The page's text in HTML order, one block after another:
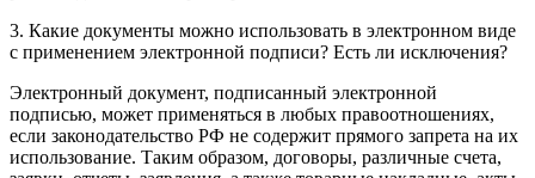
3. Какие документы можно использовать в электронном виде
с применением электронной подписи? Есть ли исключения?
Электронный документ, подписанный электронной
подписью, может применяться в любых правоотношениях,
если законодательство РФ не содержит прямого запрета на их
использование. Таким образом, договоры, различные счета,